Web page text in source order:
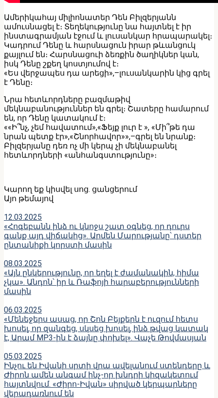
Ամերիկահայ միլիոնատեր Դեն Բիլզերյանն
ամուսնացել է։ Տեղեկությունը նա հայտնել է իր
ինստագրամյան էջում և լուսանկար հրապարակել։
Կադրում Դենը և հարսնացուն իրար թևանցուկ
քայլում են։ Հարսնացուի ձեռքին ծաղիկներ կան,
իսկ Դենը շքեղ կոստյումով է։
«Ես վերջապես դա արեցի»,–լուսանկարին կից գրել
է Դենը։
Նրա հետևորդները բազմաթիվ
մեկնաբանություններ են գրել։ Շատերը համարում
են, որ Դենը կատակում է։
««Ի՞նչ, չեմ հավատում»,«Ֆեյք լուր է », «Մի՞թե դա
նրան պետք էր»,«Շնորհավոր»»,–գրել են նրանք։
Բիլզերյանը դեռ ոչ մի կերպ չի մեկնաբանել
հետևորդների «անհանգստությունը»։
Կարող եք կիսվել սոց․ ցանցերում
Այո թեմայով
12.03.2025
«Հոգեբանն ինձ ու կնոջս շատ օգնեց, որ դուրս
գանք այդ վիճակից». Արմեն Մարությանը՝ դստեր
ընտանիքի կորստի մասին
08.03.2025
«Այն ընկերությունը, որ եղել է ժամանակին, հիմա
չկա». Անդոն՝ իր և Ռաֆոյի հարաբերությունների
մասին
06.03.2025
«Մենեջերս ասաց, որ Շոն Բեյքերն է ուզում հետս
խոսել, որ զանգեց, սկսեց խոսել, ինձ թվաց կատակ
է, Արամ MP3-ին է ձայնը փոխել». Վաչե Թովմասյան
05.03.2025
Ինչու են Իվանի սրտի վրա ավելանում ստենդերը և
Ժիրոն ամեն անգամ ինչ-որ խնդրի կիզակետում
հայտնվում. «Ժիրո-Իվան» սիրված կերպարները
վերադառնում են